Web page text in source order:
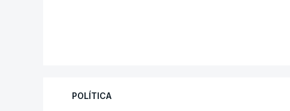
POLÍTICA